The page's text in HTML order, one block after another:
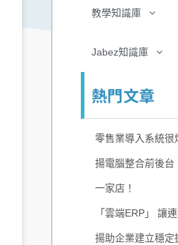
教學知識庫
Jabez知識庫
熱門文章
零售業導入系統很
揚電腦整合前後
一家店！
「雲端ERP」 讓
揚助企業建立穩定